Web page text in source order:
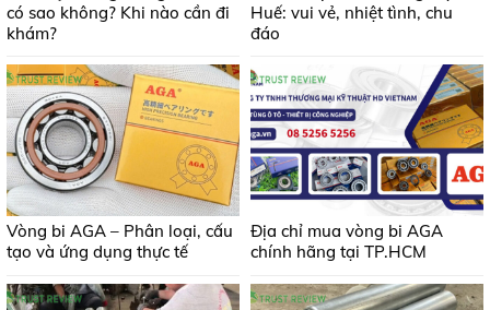
có sao không? Khi nào cần đi
khám?
Huế: vui vẻ, nhiệt tình, chu
đáo
Vòng bi AGA – Phân loại, cấu
tạo và ứng dụng thực tế
Địa chỉ mua vòng bi AGA
chính hãng tại TP.HCM